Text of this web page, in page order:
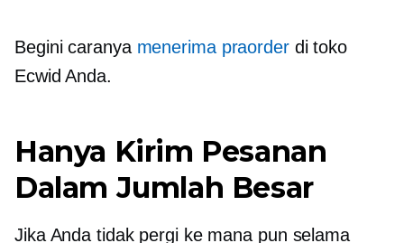
Begini caranya menerima praorderdi toko
Ecwid Anda.
Hanya Kirim Pesanan
Dalam Jumlah Besar
Jika Anda tidak pergi ke mana pun selama